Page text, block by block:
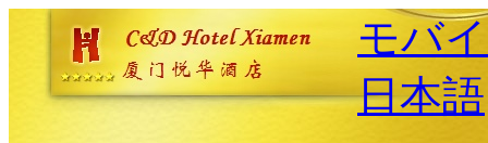
モバ
日本語